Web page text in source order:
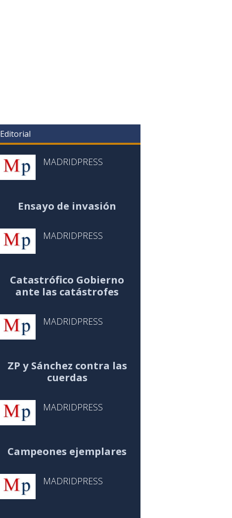
Editorial
MADRIDPRESS
Ensayo de invasión
MADRIDPRESS
Catastrófico Gobierno
ante las catástrofes
MADRIDPRESS
ZP y Sánchez contra las
cuerdas
MADRIDPRESS
Campeones ejemplares
MADRIDPRESS